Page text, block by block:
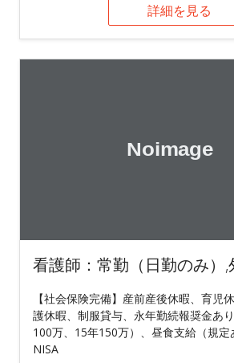
詳細を見る
看護師：常勤（日勤のみ）,
【社会保険完備】産前産後休暇、育児
護休暇、制服貸与、永年勤続報奨金あ
100万、15年150万）、昼食支給（規定
NISA